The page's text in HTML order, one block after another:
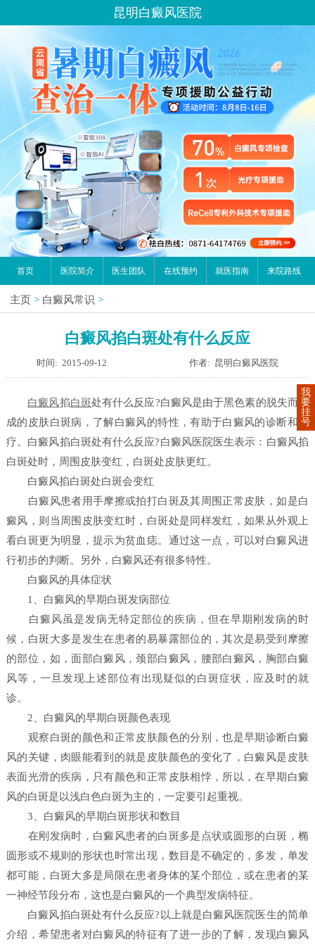
昆明白癜风医院
首页 医院简介 医生团队 在线预约 就医指南 来院路线
主页 > 白癜风常识 >
白癜风掐白斑处有什么反应
时间: 2015-09-12 作者: 昆明白癜风医院
白癜风掐白斑处有什么反应?白癜风是由于黑色素的脱失而造
成的皮肤白斑病，了解白癜风的特性，有助于白癜风的诊断和治
疗。白癜风掐白斑处有什么反应?白癜风医院医生表示：白癜风掐
白斑处时，周围皮肤变红，白斑处皮肤更红。
白癜风掐白斑处白斑会变红
白癜风患者用手摩擦或拍打白斑及其周围正常皮肤，如是白
癜风，则当周围皮肤变红时，白斑处是同样发红，如果从外观上
看白斑更为明显，提示为贫血痣。通过这一点，可以对白癜风进
行初步的判断。另外，白癜风还有很多特性。
白癜风的具体症状
1、白癜风的早期白斑发病部位
白癜风虽是发病无特定部位的疾病，但在早期刚发病的时
候，白斑大多是发生在患者的易暴露部位的，其次是易受到摩擦
的部位，如，面部白癜风，颈部白癜风，腰部白癜风，胸部白癜
风等，一旦发现上述部位有出现疑似的白斑症状，应及时的就
诊。
2、白癜风的早期白斑颜色表现
观察白斑的颜色和正常皮肤颜色的分别，也是早期诊断白癜
风的关键，肉眼能看到的就是皮肤颜色的变化了，白癜风是皮肤
表面光滑的疾病，只有颜色和正常皮肤相悖，所以，在早期白癜
风的白斑是以浅白色白斑为主的，一定要引起重视。
3、白癜风的早期白斑形状和数目
在刚发病时，白癜风患者的白斑多是点状或圆形的白斑，椭
圆形或不规则的形状也时常出现，数目是不确定的，多发，单发
都可能，白斑大多是局限在患者身体的某个部位，或在患者的某
一神经节段分布，这也是白癜风的一个典型发病特征。
白癜风掐白斑处有什么反应?以上就是白癜风医院医生的简单
介绍，希望患者对白癜风的特征有了进一步的了解，发现白癜风
我
要
挂
号